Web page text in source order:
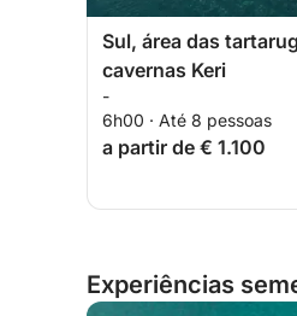
Sul, área das
cavernas Keri
-
6h00 · Até 8 pessoas
a partir de € 1.100
Experiências